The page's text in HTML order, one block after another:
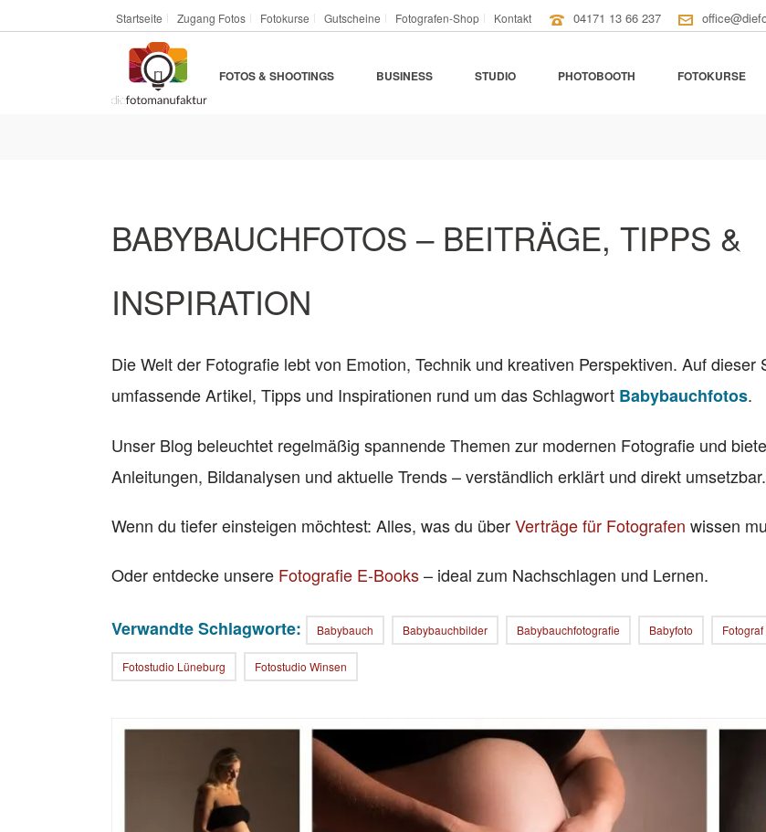
Startseite Zugang Fotos Fotokurse Gutscheine Fotografen-Shop Kontakt 04171 13 66 237
FOTOS & SHOOTINGS BUSINESS STUDIO PHOTOBOOTH FOTOKURSE
BABYBAUCHFOTOS – BEITRÄGE, TIPPS &
INSPIRATION
Die Welt der Fotografie lebt von Emotion, Technik und kreativen Perspektiven. Auf dieser
umfassende Artikel, Tipps und Inspirationen rund um das Schlagwort Babybauchfotos.
Unser Blog beleuchtet regelmäßig spannende Themen zur modernen Fotografie und
Anleitungen, Bildanalysen und aktuelle Trends – verständlich erklärt und direkt umsetzbar.
Wenn du tiefer einsteigen möchtest: Alles, was du überVerträge für Fotografen wissen
Oder entdecke unsere Fotografie E-Books– ideal zum Nachschlagen und Lernen.
Verwandte Schlagworte: Babybauch Babybauchbilder Babybauchfotografie Babyfoto
Fotostudio Lüneburg Fotostudio Winsen